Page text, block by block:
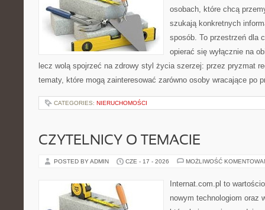
osobach, które chcą
szukają konkretnych
sposób. To przestrzeń dla
opierać się wyłącznie na
lecz wolą spojrzeć na zdrowy styl życia szerzej: przez pryzmat
tematy, które mogą zainteresować zarówno osoby wracające po
CATEGORIES: NIERUCHOMOŚCI
CZYTELNICY O TEMACIE
POSTED BY ADMIN CZE - 17 - 2026 MOŻLIWOŚĆ
Internat.com.pl to
nowym technologiom oraz